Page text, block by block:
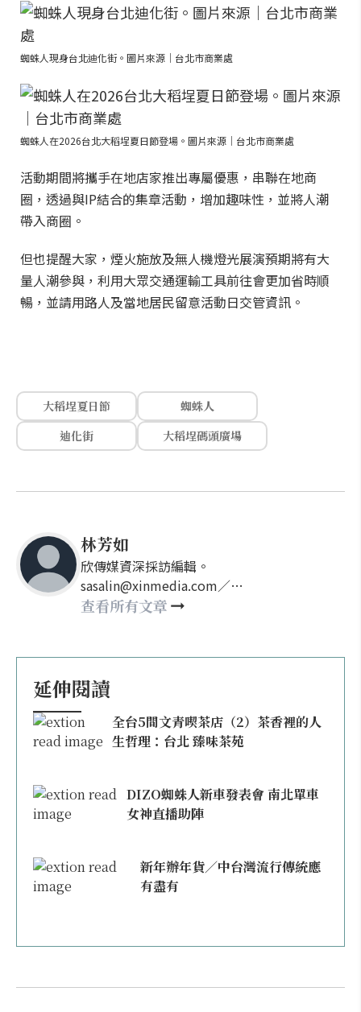
蜘蛛人現身台北迪化街。圖片來源｜台北市商業處
蜘蛛人在2026台北大稻埕夏日節登場。圖片來源｜台北市商業處
活動期間將攜手在地店家推出專屬優惠，串聯在地商
圈，透過與IP結合的集章活動，增加趣味性，並將人潮
帶入商圈。
但也提醒大家，煙火施放及無人機燈光展演預期將有大
量人潮參與，利用大眾交通運輸工具前往會更加省時順
暢，並請用路人及當地居民留意活動日交管資訊。
大稻埕夏日節
蜘蛛人
迪化街
大稻埕碼頭廣場
林芳如
欣傳媒資深採訪編輯。
sasalin@xinmedia.com／
happy21917@gmail.com
查看所有文章
延伸閱讀
全台5間文青喫茶店（2）茶香裡的人
生哲理：台北 臻味茶苑
DIZO蜘蛛人新車發表會 南北單車
女神直播助陣
新年辦年貨／中台灣流行傳統應
有盡有